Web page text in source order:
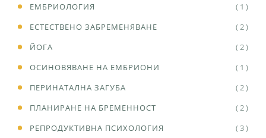
ЕМБРИОЛОГИЯ
( 1 )
ЕСТЕСТВЕНО ЗАБРЕМЕНЯВАНЕ
( 2 )
ЙОГА
( 2 )
ОСИНОВЯВАНЕ НА ЕМБРИОНИ
( 1 )
ПЕРИНАТАЛНА ЗАГУБА
( 2 )
ПЛАНИРАНЕ НА БРЕМЕННОСТ
( 2 )
РЕПРОДУКТИВНА ПСИХОЛОГИЯ
( 3 )